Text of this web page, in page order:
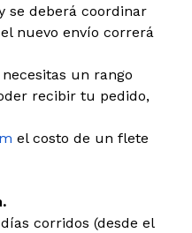
se deberá coordinar
nuevo envío correrá
necesitas un rango
recibir tu pedido,
el costo de un flete
corridos (desde el